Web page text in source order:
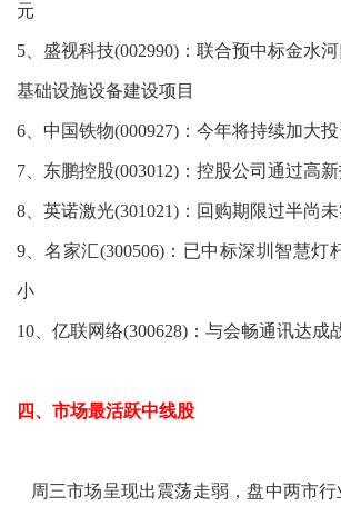
元
5、盛视科技(002990)：联合预中标金水
基础设施设备建设项目
6、中国铁物(000927)：今年将持续加大
7、东鹏控股(003012)：控股公司通过高
8、英诺激光(301021)：回购期限过半尚
9、名家汇(300506)：已中标深圳智慧灯
小
10、亿联网络(300628)：与会畅通讯达成
四、市场最活跃中线股
周三市场呈现出震荡走弱，盘中两市行